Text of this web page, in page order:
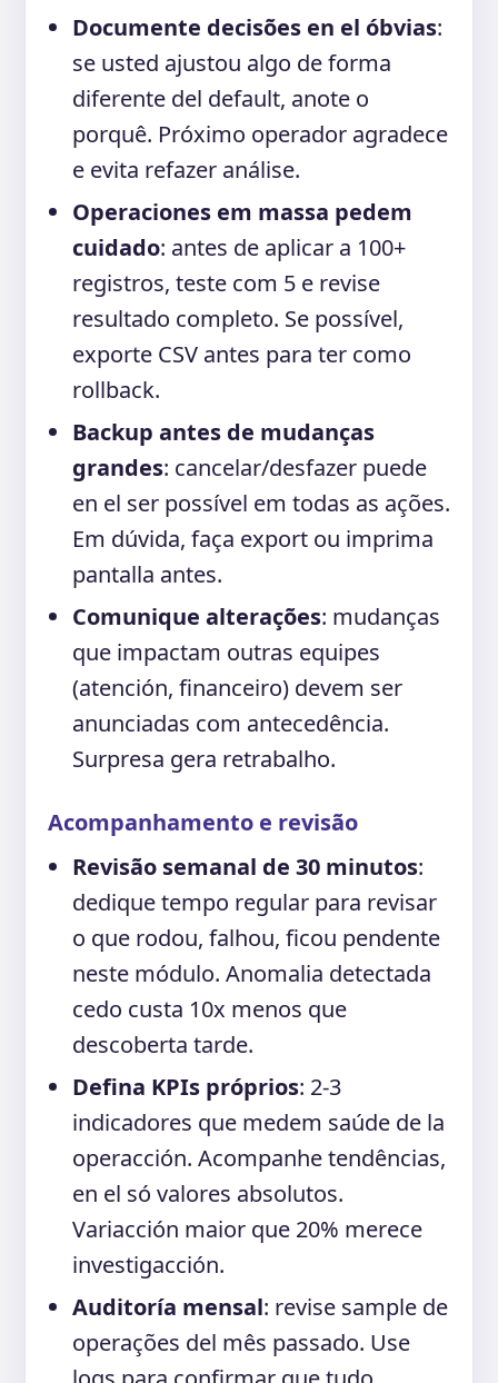
Documente decisões en el óbvias:
se usted ajustou algo de forma
diferente del default, anote o
porquê. Próximo operador agradece
e evita refazer análise.
Operaciones em massa pedem
cuidado: antes de aplicar a 100+
registros, teste com 5 e revise
resultado completo. Se possível,
exporte CSV antes para ter como
rollback.
Backup antes de mudanças
grandes: cancelar/desfazer puede
en el ser possível em todas as ações.
Em dúvida, faça export ou imprima
pantalla antes.
Comunique alterações: mudanças
que impactam outras equipes
(atención, financeiro) devem ser
anunciadas com antecedência.
Surpresa gera retrabalho.
Acompanhamento e revisão
Revisão semanal de 30 minutos:
dedique tempo regular para revisar
o que rodou, falhou, ficou pendente
neste módulo. Anomalia detectada
cedo custa 10x menos que
descoberta tarde.
Defina KPIs próprios: 2-3
indicadores que medem saúde de la
operacción. Acompanhe tendências,
en el só valores absolutos.
Variacción maior que 20% merece
investigacción.
Auditoría mensal: revise sample de
operações del mês passado. Use